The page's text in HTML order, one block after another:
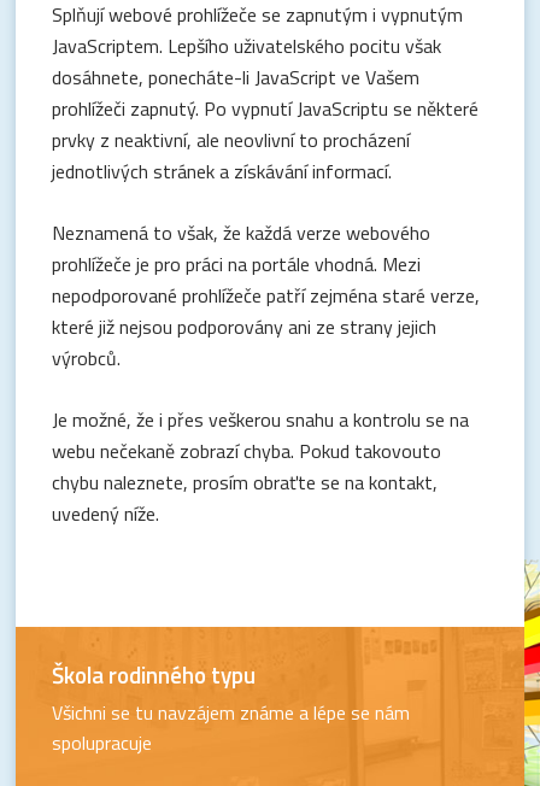
Splňují webové prohlížeče se zapnutým i vypnutým
JavaScriptem. Lepšího uživatelského pocitu však
dosáhnete, ponecháte-li JavaScript ve Vašem
prohlížeči zapnutý. Po vypnutí JavaScriptu se některé
prvky z neaktivní, ale neovlivní to procházení
jednotlivých stránek a získávání informací.
Neznamená to však, že každá verze webového
prohlížeče je pro práci na portále vhodná. Mezi
nepodporované prohlížeče patří zejména staré verze,
které již nejsou podporovány ani ze strany jejich
výrobců.
Je možné, že i přes veškerou snahu a kontrolu se na
webu nečekaně zobrazí chyba. Pokud takovouto
chybu naleznete, prosím obraťte se na kontakt,
uvedený níže.
Škola rodinného typu
Všichni se tu navzájem známe a lépe se nám
spolupracuje